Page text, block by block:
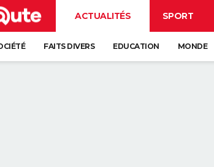
ACTUALITÉS SPORT
FAITS DIVERS EDUCATION MONDE